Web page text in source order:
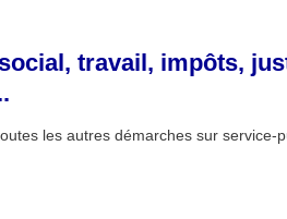
travail, impôts,
les autres démarches sur service-